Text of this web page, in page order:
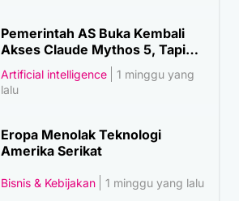
Pemerintah AS Buka Kembali
Akses Claude Mythos 5, Tapi…
Artificial intelligence
1 minggu yang
lalu
Eropa Menolak Teknologi
Amerika Serikat
Bisnis & Kebijakan 1 minggu yang lalu